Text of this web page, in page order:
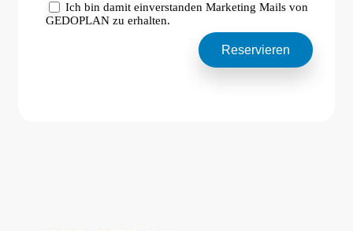
Ich bin damit einverstanden Marketing Mails von
GEDOPLAN zu erhalten.